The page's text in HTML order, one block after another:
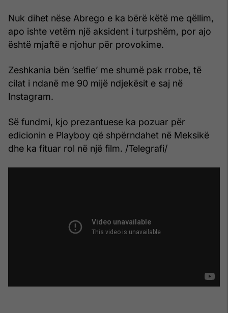
Nuk dihet nëse Abrego e ka bërë këtë me qëllim,
apo ishte vetëm një aksident i turpshëm, por ajo
është mjaftë e njohur për provokime.
Zeshkania bën ‘selfie’ me shumë pak rrobe, të
cilat i ndanë me 90 mijë ndjekësit e saj në
Instagram.
Së fundmi, kjo prezantuese ka pozuar për
edicionin e Playboy që shpërndahet në Meksikë
dhe ka fituar rol në një film. /Telegrafi/